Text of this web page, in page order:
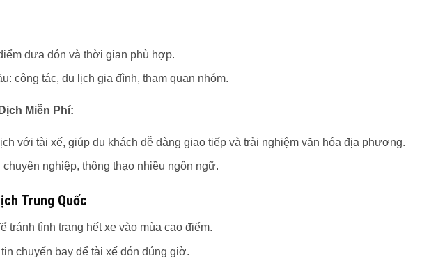
đưa đón và thời gian phù hợp.
công tác, du lịch gia đình, tham quan nhóm.
Miễn Phí:
với tài xế, giúp du khách dễ dàng giao tiếp và trải nghiệm văn hóa địa phương.
nghiệp, thông thạo nhiều ngôn ngữ.
Trung Quốc
tránh tình trạng hết xe vào mùa cao điểm.
chuyến bay để tài xế đón đúng giờ.